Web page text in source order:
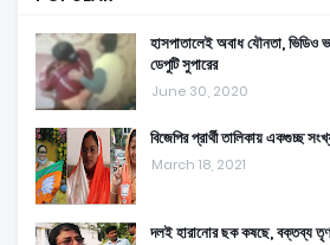
হাসপাতালেই অবাধ যৌনতা, ভিডিও
ডেপুটি সুপারের
June 30, 2020
বিজেপির প্রার্থী তালিকায় একগুচ্ছ
March 18, 2021
দলই হারানোর ছক কষছে, বক্তব্য